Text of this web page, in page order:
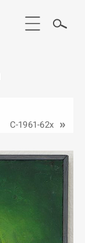
C-1961-62x